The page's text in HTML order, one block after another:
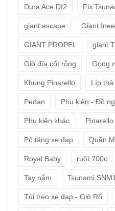
Dura Ace DI2 Fix
giant escape Giant
GIANT PROPEL giant
Giò đĩa cốt rỗng Gọng
Khung Pinarello Líp thả
Pedan Phụ kiện - Đồ
Phụ kiện khác
Pô tăng xe đạp Quần
Royal Baby ruột 700c
Tay nắm Tsunami
Túi treo xe đạp - Giỏ Rổ